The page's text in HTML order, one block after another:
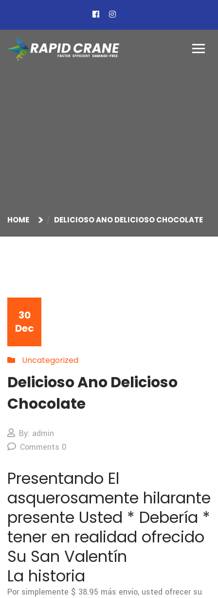
HOME DELICIOSO ANO DELICIOSO CHOCOLATE
30
Dec
Uncategorized
Delicioso Ano Delicioso
Chocolate
By: admin
Comments 0
Presentando El
asquerosamente hilarante
presente Usted * Debería *
tener en realidad ofrecido
Su San Valentín
La historia
Por simplemente $ 38.95 más envío, usted ofrecer su